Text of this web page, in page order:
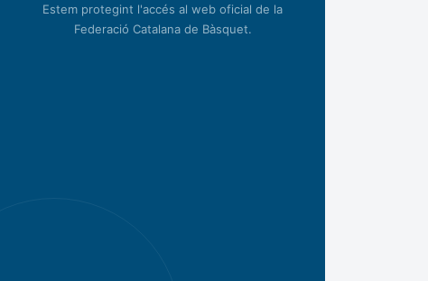
Estem protegint l'accés al web oficial de la
Federació Catalana de Bàsquet.